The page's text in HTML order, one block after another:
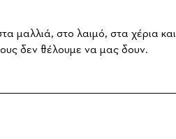
μαλλιά, στο λαιμό, στα χέρια και
δεν θέλουμε να μας δουν.